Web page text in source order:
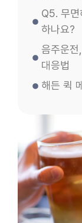
Q5. 무면
하나요?
음주운
대응법
해든 퀵